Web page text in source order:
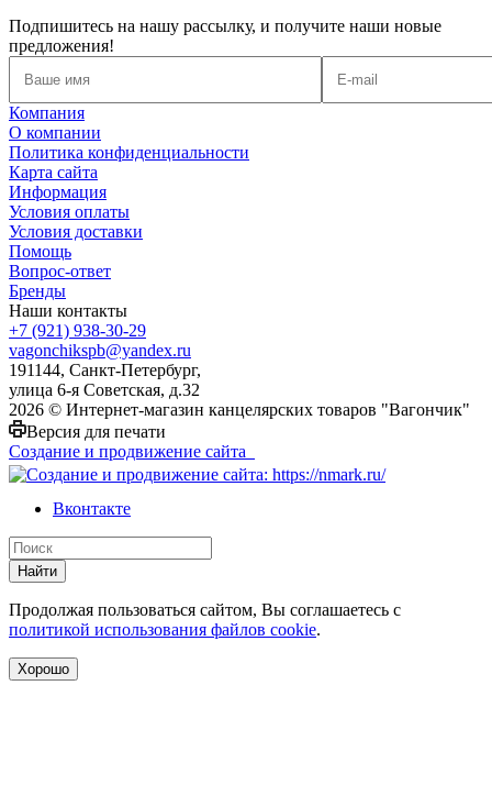
Подпишитесь на нашу рассылку, и получите наши новые
предложения!
Компания
О компании
Политика конфиденциальности
Карта сайта
Информация
Условия оплаты
Условия доставки
Помощь
Вопрос-ответ
Бренды
Наши контакты
+7 (921) 938-30-29
vagonchikspb@yandex.ru
191144, Санкт-Петербург,
улица 6-я Советская, д.32
2026 © Интернет-магазин канцелярских товаров "Вагончик"
Версия для печати
Создание и продвижение сайта
Вконтакте
Найти
Продолжая пользоваться сайтом, Вы соглашаетесь с
политикой использования файлов cookie.
Хорошо